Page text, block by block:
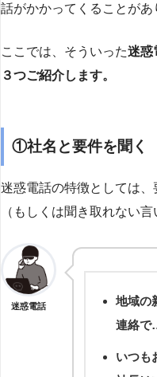
話がかかってくることがあ
ここでは、そういった迷惑
３つご紹介します。
①社名と要件を聞く
迷惑電話の特徴としては
（もしくは聞き取れない
迷惑電話
地域の
連絡
いつも